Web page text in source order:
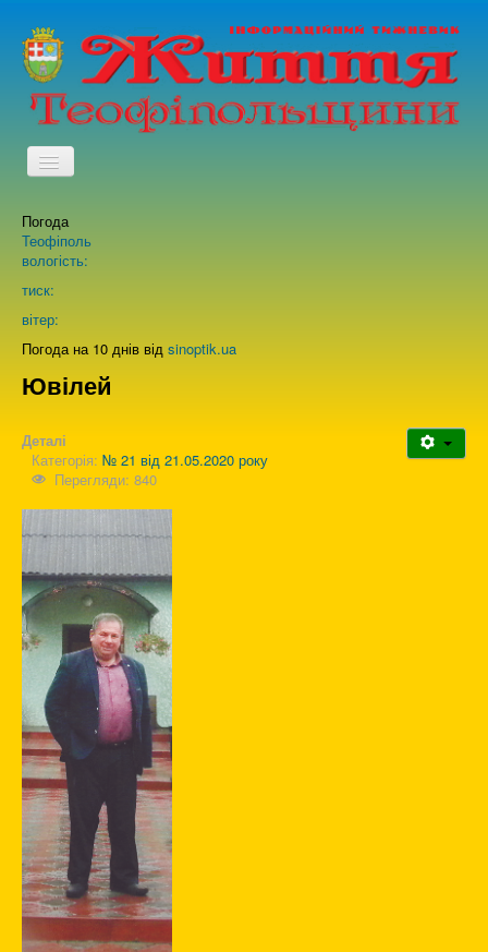
TPL_PROTOSTAR_TOGGLE_MENU
Про нас
Погода
Теофіполь
вологість:
тиск:
вітер:
Погода на 10 днів від sinoptik.ua
Ювілей
Деталі
Категорія: № 21 від 21.05.2020 року
Перегляди: 840